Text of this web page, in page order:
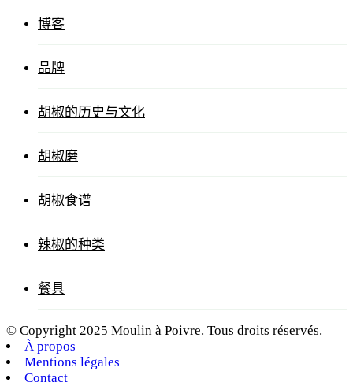
博客
品牌
胡椒的历史与文化
胡椒磨
胡椒食谱
辣椒的种类
餐具
© Copyright 2025 Moulin à Poivre. Tous droits réservés.
À propos
Mentions légales
Contact